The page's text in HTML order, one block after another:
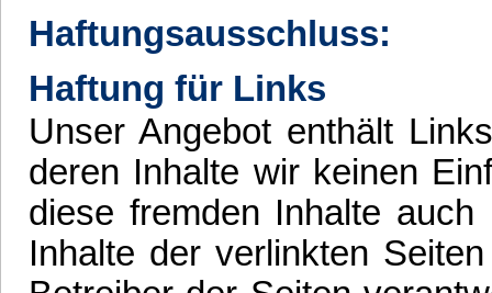
Haftungsausschluss:
Haftung für Links
Unser Angebot enthält
deren Inhalte wir keinen
diese fremden Inhalte
Inhalte der verlinkten